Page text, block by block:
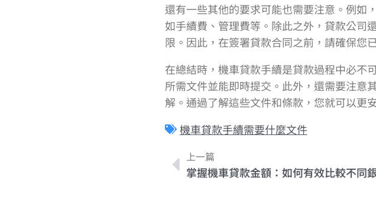
還有一些其他的要求可能也需要注意。例如
如手續費、管理費等。除此之外，貸款公司
限。因此，在簽署貸款合同之前，請確保您
在總結時，機車貸款手續是貸款過程中必不
所需文件並能即時提交。此外，還需要注意
解。通過了解這些文件和條款，您就可以更
機車貸款手續需要什麼文件
上一篇